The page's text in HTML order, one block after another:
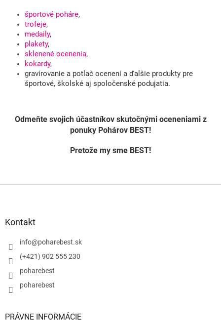
športové poháre,
trofeje,
medaily,
plakety,
sklenené ocenenia,
kokardy,
gravírovanie a potlač ocenení a ďalšie produkty pre
športové, školské aj spoločenské podujatia.
Odmeňte svojich účastníkov skutočnými oceneniami z
ponuky Pohárov BEST!
Pretože my sme BEST!
Kontakt
info@poharebest.sk
(+421) 902 555 230
poharebest
poharebest
PRÁVNE INFORMÁCIE